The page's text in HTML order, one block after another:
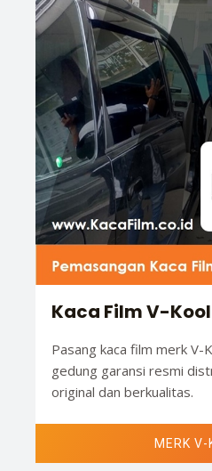
Kaca Film V-Kool
Pasang kaca film merk V-
gedung garansi resmi
original dan berkualitas.
MERK V-